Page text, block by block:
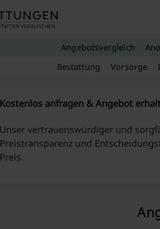
Angebotsvergleich
Bestattung
Vorsorge
Kostenlos anfragen & Angebot
Unser vertrauenswürdiger und
Preistransparenz und
Preis.